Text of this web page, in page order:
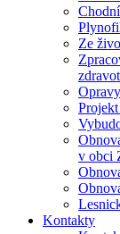
Ze
v obci
Kontakty